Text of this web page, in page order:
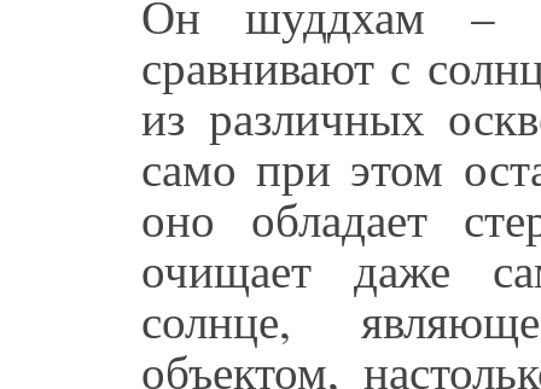
Он шуддхам –
сравнивают с
из различных
само при этом
оно обладает
очищает даже
солнце,
объектом,